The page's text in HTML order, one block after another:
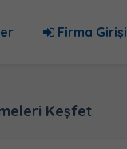
Firma Girişi
Keşfet